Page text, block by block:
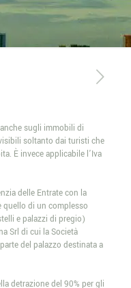
sugli immobili di
soltanto dai turisti che
È invece applicabile l’Iva
delle Entrate con la
quello di un complesso
e palazzi di pregio)
Srl di cui la Società
del palazzo destinata a
detrazione del 90% per gli